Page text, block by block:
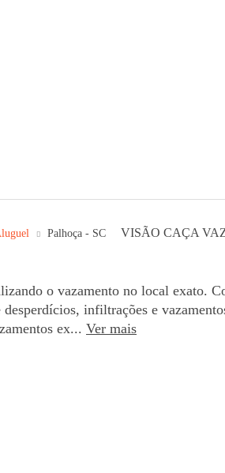
Palhoça - SC VISÃO CAÇA
o vazamento no local exato.
infiltrações e
ex... Ver mais